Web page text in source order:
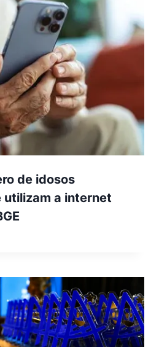
de idosos
utilizam a internet